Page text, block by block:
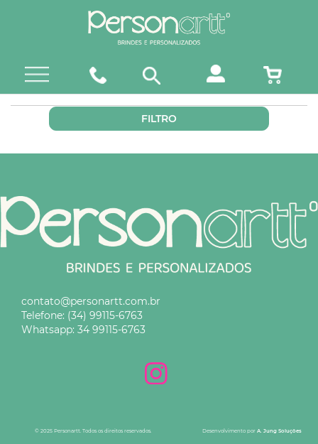
FILTRO
contato@personartt.com.br
Telefone: (34) 99115-6763
Whatsapp: 34 99115-6763
© 2025 Personartt. Todos os direitos reservados. Desenvolvimento por A. Jung Soluções